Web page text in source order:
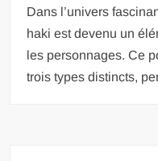
Dans l’univers
haki est devenu un
les personnages. Ce
trois types distincts,